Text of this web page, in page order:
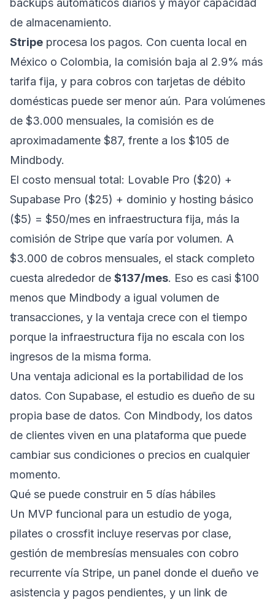
backups automáticos diarios y mayor capacidad
de almacenamiento.
Stripe procesa los pagos. Con cuenta local en
México o Colombia, la comisión baja al 2.9% más
tarifa fija, y para cobros con tarjetas de débito
domésticas puede ser menor aún. Para volúmenes
de $3.000 mensuales, la comisión es de
aproximadamente $87, frente a los $105 de
Mindbody.
El costo mensual total: Lovable Pro ($20) +
Supabase Pro ($25) + dominio y hosting básico
($5) = $50/mes en infraestructura fija, más la
comisión de Stripe que varía por volumen. A
$3.000 de cobros mensuales, el stack completo
cuesta alrededor de $137/mes. Eso es casi $100
menos que Mindbody a igual volumen de
transacciones, y la ventaja crece con el tiempo
porque la infraestructura fija no escala con los
ingresos de la misma forma.
Una ventaja adicional es la portabilidad de los
datos. Con Supabase, el estudio es dueño de su
propia base de datos. Con Mindbody, los datos
de clientes viven en una plataforma que puede
cambiar sus condiciones o precios en cualquier
momento.
Qué se puede construir en 5 días hábiles
Un MVP funcional para un estudio de yoga,
pilates o crossfit incluye reservas por clase,
gestión de membresías mensuales con cobro
recurrente vía Stripe, un panel donde el dueño ve
asistencia y pagos pendientes, y un link de